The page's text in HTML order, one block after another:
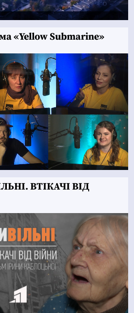
«Yellow Submarine»
ВТІКАЧІ ВІД